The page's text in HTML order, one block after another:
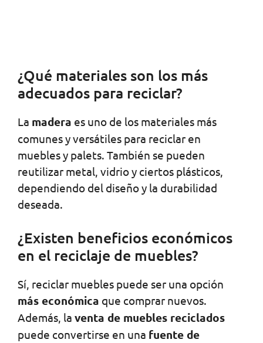
¿Qué materiales son los más
adecuados para reciclar?
La madera es uno de los materiales más
comunes y versátiles para reciclar en
muebles y palets. También se pueden
reutilizar metal, vidrio y ciertos plásticos,
dependiendo del diseño y la durabilidad
deseada.
¿Existen beneficios económicos
en el reciclaje de muebles?
Sí, reciclar muebles puede ser una opción
más económica que comprar nuevos.
Además, la venta de muebles reciclados
puede convertirse en una fuente de